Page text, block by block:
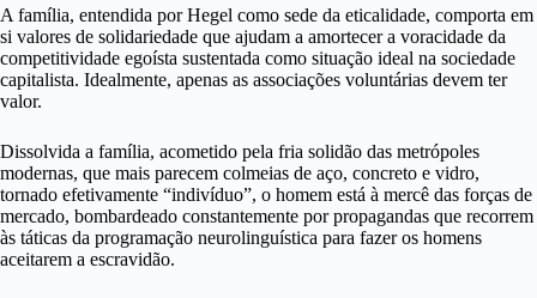
A família, entendida por Hegel como sede da eticalidade, comporta em
si valores de solidariedade que ajudam a amortecer a voracidade da
competitividade egoísta sustentada como situação ideal na sociedade
capitalista. Idealmente, apenas as associações voluntárias devem ter
valor.
Dissolvida a família, acometido pela fria solidão das metrópoles
modernas, que mais parecem colmeias de aço, concreto e vidro,
tornado efetivamente “indivíduo”, o homem está à mercê das forças de
mercado, bombardeado constantemente por propagandas que recorrem
às táticas da programação neurolinguística para fazer os homens
aceitarem a escravidão.